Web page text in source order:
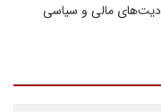
مالی و سیاسی